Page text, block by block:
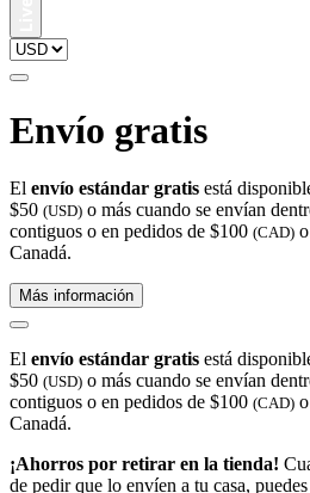
Envío gratis
El envío estándar gratis está
$50 (USD) o más cuando se envían
contiguos o en pedidos de $100 (CAD)
Canadá.
Más información
El envío estándar gratis está
$50 (USD) o más cuando se envían
contiguos o en pedidos de $100 (CAD)
Canadá.
¡Ahorros por retirar en la tienda!
de pedir que lo envíen a tu casa,